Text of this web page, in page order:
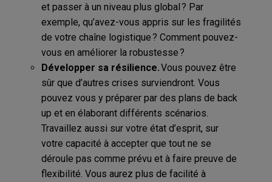
et passer à un niveau plus global ? Par
exemple, qu’avez-vous appris sur les fragilités
de votre chaîne logistique ? Comment pouvez-
vous en améliorer la robustesse ?
Développer sa résilience.Vous pouvez être
sûr que d’autres crises surviendront. Vous
pouvez vous y préparer par des plans de back
up et en élaborant différents scénarios.
Travaillez aussi sur votre état d’esprit, sur
votre capacité à accepter que tout ne se
déroule pas comme prévu et à faire preuve de
flexibilité. Vous aurez plus de facilité à